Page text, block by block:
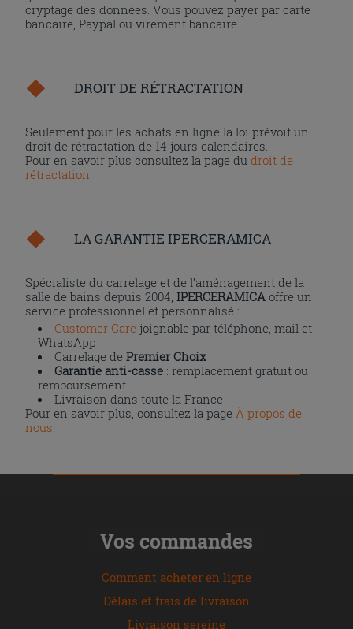
cryptage des données. Vous pouvez payer par carte
bancaire, Paypal ou virement bancaire.
DROIT DE RÉTRACTATION
Seulement pour les achats en ligne la loi prévoit un
droit de rétractation de 14 jours calendaires.
Pour en savoir plus consultez la page dudroit de
rétractation
LA GARANTIE IPERCERAMICA
Spécialiste du carrelage et de l’aménagement de la
salle de bains depuis 2004,IPERCERAMICA offre un
service professionnel et personnalisé :
Customer Care joignable par téléphone, mail et
WhatsApp
Carrelage dePremier Choix
Garantie anti-casse : remplacement gratuit ou
remboursement
Livraison dans toute la France
Pour en savoir plus, consultez la page À propos de
nous
Vos commandes
Comment acheter en ligne
Délais et frais de livraison
Livraison sereine